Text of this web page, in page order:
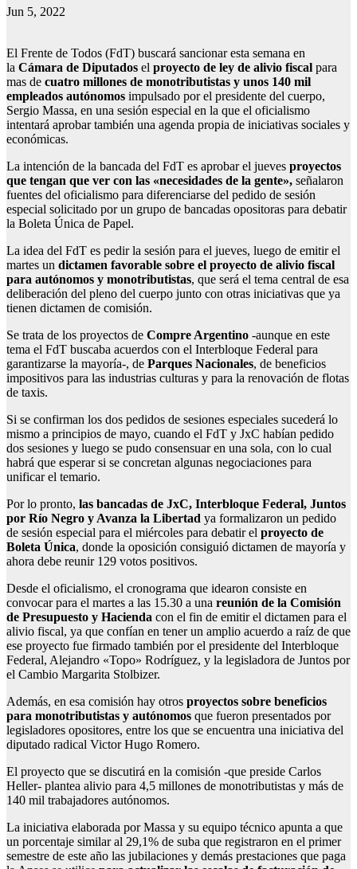
Jun 5, 2022
El Frente de Todos (FdT) buscará sancionar esta semana en
la Cámara de Diputados el proyecto de ley de alivio fiscal para
mas de cuatro millones de monotributistas y unos 140 mil
empleados autónomos impulsado por el presidente del cuerpo,
Sergio Massa, en una sesión especial en la que el oficialismo
intentará aprobar también una agenda propia de iniciativas sociales y
económicas.
La intención de la bancada del FdT es aprobar el jueves proyectos
que tengan que ver con las «necesidades de la gente», señalaron
fuentes del oficialismo para diferenciarse del pedido de sesión
especial solicitado por un grupo de bancadas opositoras para debatir
la Boleta Única de Papel.
La idea del FdT es pedir la sesión para el jueves, luego de emitir el
martes un dictamen favorable sobre el proyecto de alivio fiscal
para autónomos y monotributistas, que será el tema central de esa
deliberación del pleno del cuerpo junto con otras iniciativas que ya
tienen dictamen de comisión.
Se trata de los proyectos de Compre Argentino -aunque en este
tema el FdT buscaba acuerdos con el Interbloque Federal para
garantizarse la mayoría-, de Parques Nacionales, de beneficios
impositivos para las industrias culturas y para la renovación de flotas
de taxis.
Si se confirman los dos pedidos de sesiones especiales sucederá lo
mismo a principios de mayo, cuando el FdT y JxC habían pedido
dos sesiones y luego se pudo consensuar en una sola, con lo cual
habrá que esperar si se concretan algunas negociaciones para
unificar el temario.
Por lo pronto, las bancadas de JxC, Interbloque Federal, Juntos
por Río Negro y Avanza la Libertad ya formalizaron un pedido
de sesión especial para el miércoles para debatir el proyecto de
Boleta Única, donde la oposición consiguió dictamen de mayoría y
ahora debe reunir 129 votos positivos.
Desde el oficialismo, el cronograma que idearon consiste en
convocar para el martes a las 15.30 a una reunión de la Comisión
de Presupuesto y Hacienda con el fin de emitir el dictamen para el
alivio fiscal, ya que confían en tener un amplio acuerdo a raíz de que
ese proyecto fue firmado también por el presidente del Interbloque
Federal, Alejandro «Topo» Rodríguez, y la legisladora de Juntos por
el Cambio Margarita Stolbizer.
Además, en esa comisión hay otros proyectos sobre beneficios
para monotributistas y autónomos que fueron presentados por
legisladores opositores, entre los que se encuentra una iniciativa del
diputado radical Victor Hugo Romero.
El proyecto que se discutirá en la comisión -que preside Carlos
Heller- plantea alivio para 4,5 millones de monotributistas y más de
140 mil trabajadores autónomos.
La iniciativa elaborada por Massa y su equipo técnico apunta a que
un porcentaje similar al 29,1% de suba que registraron en el primer
semestre de este año las jubilaciones y demás prestaciones que paga